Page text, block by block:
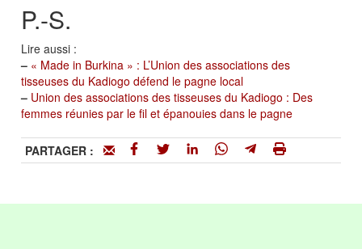
P.-S.
Lire aussi :
– « Made in Burkina » : L’Union des associations des
tisseuses du Kadiogo défend le pagne local
– Union des associations des tisseuses du Kadiogo : Des
femmes réunies par le fil et épanouies dans le pagne
PARTAGER :